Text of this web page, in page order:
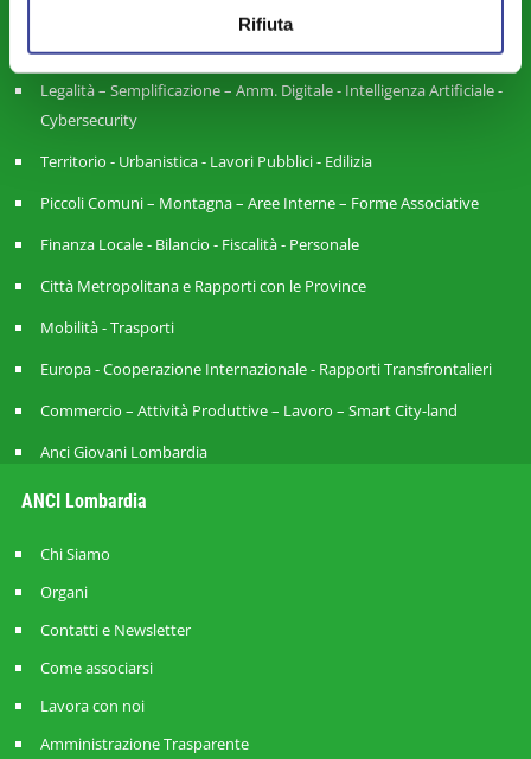
Rifiuta
Riforme Istituzionali - Riordino Territoriale - Autonomia
Differenziata
Legalità – Semplificazione – Amm. Digitale - Intelligenza Artificiale -
Cybersecurity
Territorio - Urbanistica - Lavori Pubblici - Edilizia
Piccoli Comuni – Montagna – Aree Interne – Forme Associative
Finanza Locale - Bilancio - Fiscalità - Personale
Città Metropolitana e Rapporti con le Province
Mobilità - Trasporti
Europa - Cooperazione Internazionale - Rapporti Transfrontalieri
Commercio – Attività Produttive – Lavoro – Smart City-land
Anci Giovani Lombardia
ANCI Lombardia
Chi Siamo
Organi
Contatti e Newsletter
Come associarsi
Lavora con noi
Amministrazione Trasparente